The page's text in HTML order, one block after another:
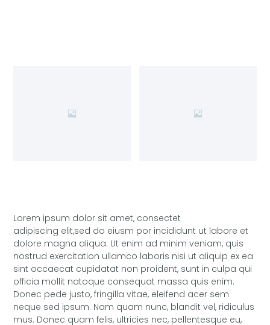
Lorem ipsum dolor sit amet, consectet
adipiscing elit,sed do eiusm por incididunt ut labore et
dolore magna aliqua. Ut enim ad minim veniam, quis
nostrud exercitation ullamco laboris nisi ut aliquip ex ea
sint occaecat cupidatat non proident, sunt in culpa qui
officia mollit natoque consequat massa quis enim.
Donec pede justo, fringilla vitae, eleifend acer sem
neque sed ipsum. Nam quam nunc, blandit vel, ridiculus
mus. Donec quam felis, ultricies nec, pellentesque eu,